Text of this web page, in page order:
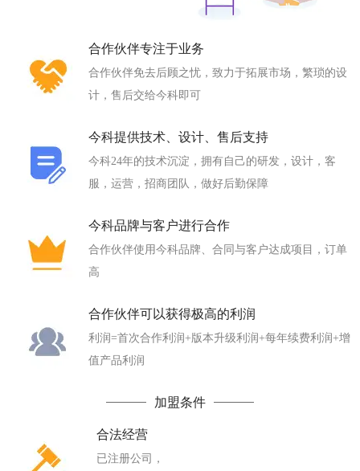
合作伙伴专注于业务
合作伙伴免去后顾之忧，致力于拓展市场，繁琐的设
计，售后交给今科即可
今科提供技术、设计、售后支持
今科24年的技术沉淀，拥有自己的研发，设计，客
服，运营，招商团队，做好后勤保障
今科品牌与客户进行合作
合作伙伴使用今科品牌、合同与客户达成项目，订单
高
合作伙伴可以获得极高的利润
利润=首次合作利润+版本升级利润+每年续费利润+增
值产品利润
加盟条件
合法经营
已注册公司，